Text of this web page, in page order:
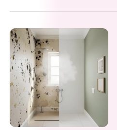
:
qu’il
révèle
que
personne
ne
vous
dit